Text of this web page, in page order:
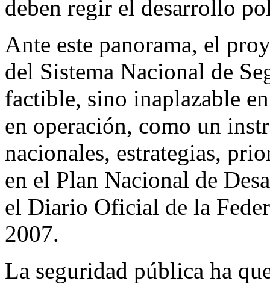
deben regir el desarrollo
Ante este panorama, el
del Sistema Nacional de
factible, sino inaplazable
en operación, como un
nacionales, estrategias,
en el Plan Nacional de
el Diario Oficial de la
2007.
La seguridad pública ha